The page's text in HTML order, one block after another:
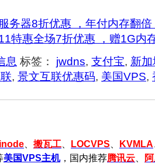
务器8折优惠 ，年付内存翻
特惠全场7折优惠 ，赠1G内
息 标签： jwdns, 支付宝, 新
, 景文互联优惠码, 美国VPS,
搬瓦工 LOCVPS KVMLA
美国VPS主机，国内推荐腾讯云